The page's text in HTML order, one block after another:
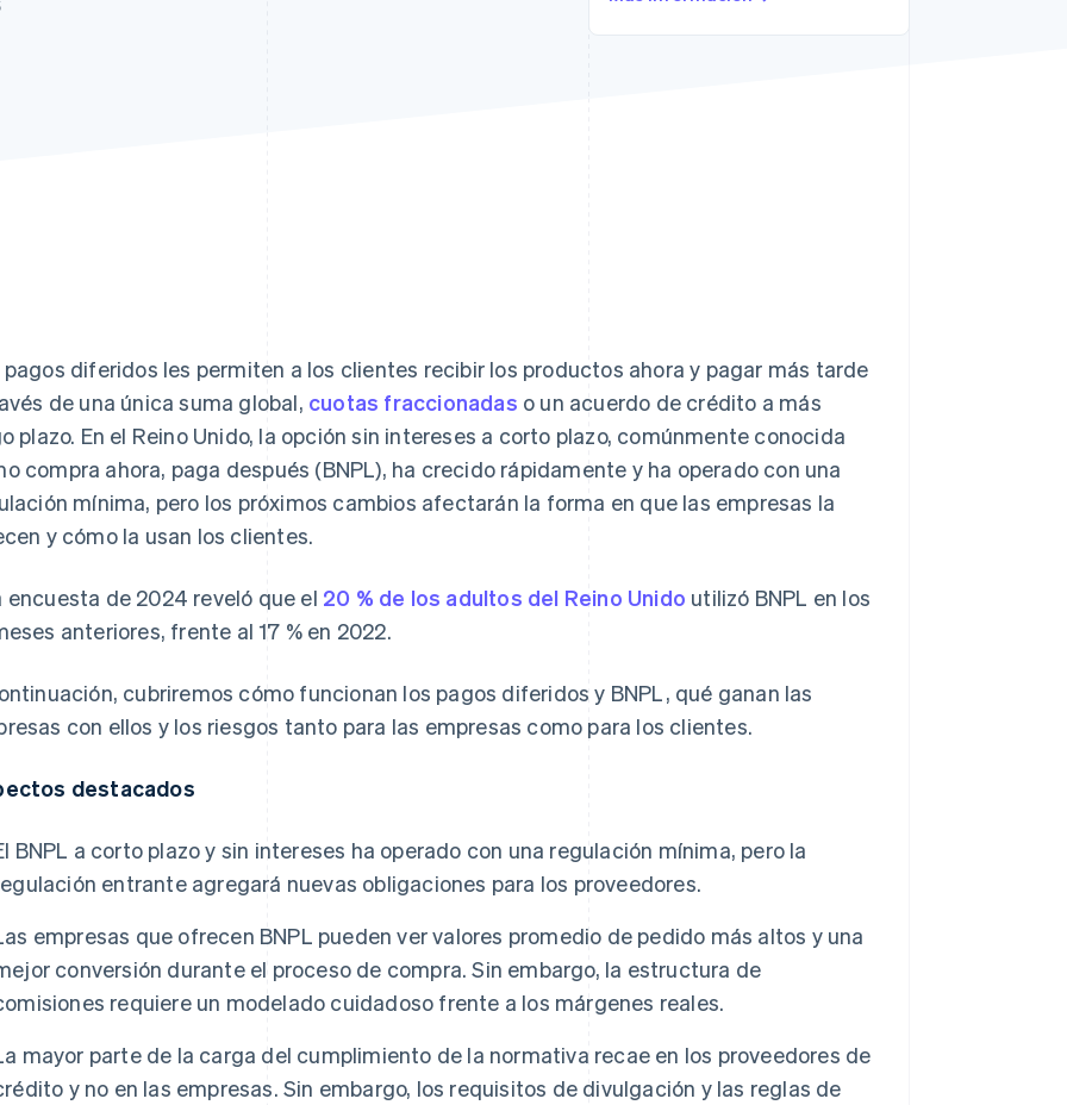
Sesiones de Stripe
pagos diferidos les permiten a los clientes recibir los productos ahora y pagar más tarde
de una única suma global, cuotas fraccionadas o un acuerdo de crédito a más
plazo. En el Reino Unido, la opción sin intereses a corto plazo, comúnmente conocida
compra ahora, paga después (BNPL), ha crecido rápidamente y ha operado con una
mínima, pero los próximos cambios afectarán la forma en que las empresas la
y cómo la usan los clientes.
encuesta de 2024 reveló que el 20 % de los adultos del Reino Unido utilizó BNPL en los
anteriores, frente al 17 % en 2022.
cubriremos cómo funcionan los pagos diferidos y BNPL, qué ganan las
con ellos y los riesgos tanto para las empresas como para los clientes.
destacados
BNPL a corto plazo y sin intereses ha operado con una regulación mínima, pero la
entrante agregará nuevas obligaciones para los proveedores.
empresas que ofrecen BNPL pueden ver valores promedio de pedido más altos y una
conversión durante el proceso de compra. Sin embargo, la estructura de
requiere un modelado cuidadoso frente a los márgenes reales.
mayor parte de la carga del cumplimiento de la normativa recae en los proveedores de
y no en las empresas. Sin embargo, los requisitos de divulgación y las reglas de